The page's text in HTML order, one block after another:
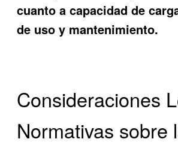
cuanto a capacidad de
de uso y mantenimiento.
Consideraciones
Normativas sobre